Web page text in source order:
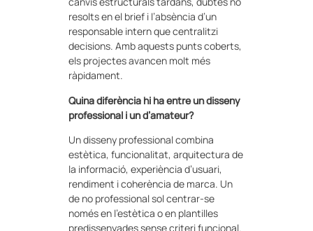
resolts en el brief i l’absència d’un
responsable intern que centralitzi
decisions. Amb aquests punts coberts,
els projectes avancen molt més
ràpidament.
Quina diferència hi ha entre un disseny
professional i un d’amateur?
Un disseny professional combina
estètica, funcionalitat, arquitectura de
la informació, experiència d’usuari,
rendiment i coherència de marca. Un
de no professional sol centrar-se
només en l’estètica o en plantilles
predissenyades sense criteri funcional.